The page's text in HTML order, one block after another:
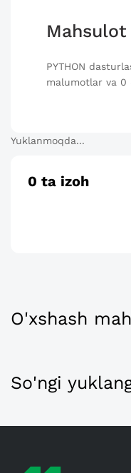
PYTHON
malumotlar va 0
Yuklanmoqda...
0 ta izoh
O'xshash
So'ngi